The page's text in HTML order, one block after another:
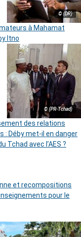
© (DR)
à Mahamat
Itno
© (PR-Tchad)
des relations
: Déby met-il en danger
Tchad avec l’AES ?
et recompositions
pour le